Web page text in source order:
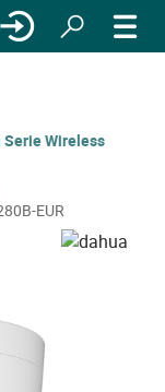
Serie Wireless
EUR